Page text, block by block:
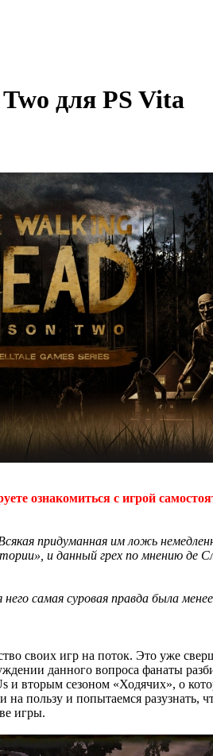
для PS Vita
ознакомиться с игрой
придуманная им ложь
и данный грех по мнению
самая суровая правда была
своих игр на поток. Это уже
данного вопроса фанаты
и вторым сезоном «Ходячих», о
пользу и попытаемся разузнать,
игры.